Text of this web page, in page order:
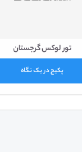
تور لوکس گرجستان
پکیج در یک نگاه